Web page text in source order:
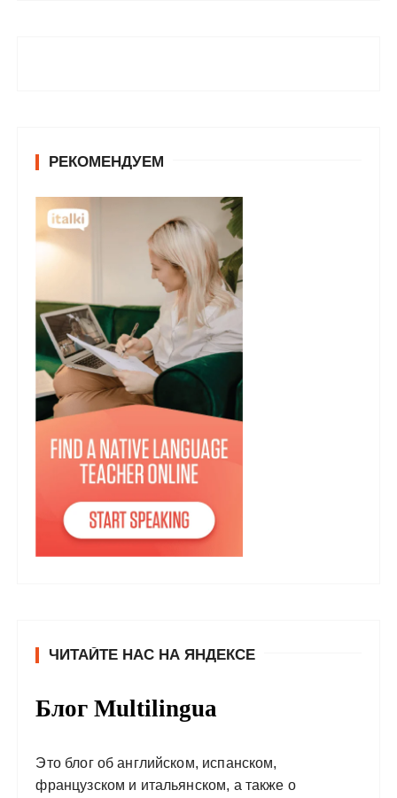
РЕКОМЕНДУЕМ
ЧИТАЙТЕ НАС НА ЯНДЕКСЕ
Блог Multilingua
Это блог об английском, испанском,
французском и итальянском, а также о